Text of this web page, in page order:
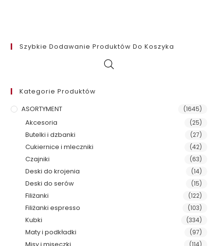
Szybkie Dodawanie Produktów Do Koszyka
Kategorie Produktów
ASORTYMENT
(1645)
Akcesoria (25)
Butelki i dzbanki (27)
Cukiernice i mleczniki (42)
Czajniki (63)
Deski do krojenia (14)
Deski do serów (15)
Filiżanki (122)
Filiżanki espresso (103)
Kubki (334)
Maty i podkładki (97)